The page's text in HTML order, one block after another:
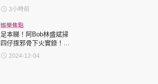
3小時前
娛樂焦點
足本睇！阿Bob林盛斌掃
四仔揼邪骨下火實錄！網
民激讚：真漢子！
2024-12-04